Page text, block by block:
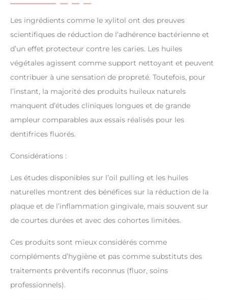
Les ingrédients comme le xylitol ont des preuves
scientifiques de réduction de l’adhérence bactérienne et
d’un effet protecteur contre les caries. Les huiles
végétales agissent comme support nettoyant et peuvent
contribuer à une sensation de propreté. Toutefois, pour
l’instant, la majorité des produits huileux naturels
manquent d’études cliniques longues et de grande
ampleur comparables aux essais réalisés pour les
dentifrices fluorés.
Considérations :
Les études disponibles sur l’oil pulling et les huiles
naturelles montrent des bénéfices sur la réduction de la
plaque et de l’inflammation gingivale, mais souvent sur
de courtes durées et avec des cohortes limitées.
Ces produits sont mieux considérés comme
compléments d’hygiène et pas comme substituts des
traitements préventifs reconnus (fluor, soins
professionnels).